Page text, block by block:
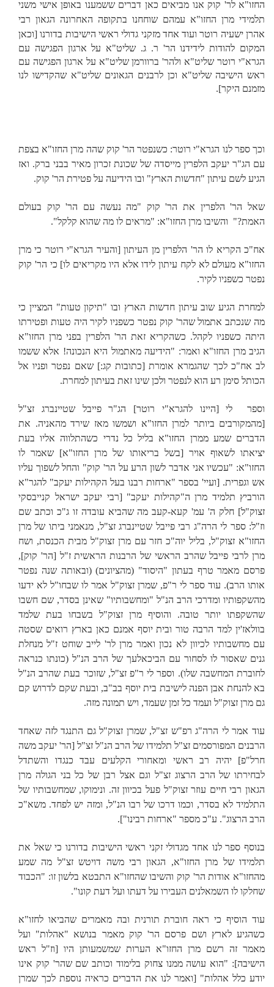
החזו"א לר' קוק אנו מביאים כאן דברים ששמענו באופן אישי משני
תלמידי מרן החזו"א עמהם שוחחנו בתקופה האחרונה הגאון רבי
אהרן ישעיה רוטר ועוד אחד מזקני גדולי ראשי הישיבות בדורנו [וכאן
המקום להודות לידידנו הר' ר. ג. שליט"א על ארגון הפגישה עם
הגרא"י רוטר שליט"א ולהר' ברוורמן שליט"א על ארגון הפגישה עם
ראש הישיבה שליט"א וכן לרבנים הגאונים שליט"א שהקדישו לנו
מזמנם היקר].
וכך ספר לנו הגרא"י רוטר: כשנפטר הר' קוק שהה מרן החזו"א בצפת
עם הג"ר יעקב הלפרין מייסדה של שכונת זכרון מאיר בבני ברק. ואז
הגיע לשם עיתון "חדשות הארץ" ובו הידיעה על פטירת הר' קוק.
שאל הר' הלפרין את הר' קוק "מה נעשה עם הר' קוק בעולם
האמת?" והשיבו מרן החזו"א: "מראים לו מה שהוא קלקל".
אח"כ הקריא לו הר' הלפרין מן העיתון[והעיר הגרא"י רוטר כי מרן
החזו"א מעולם לא לקח עיתון לידו אלא היו מקריאים לו] כי הר' קוק
נפטר כשפניו לקיר.
למחרת הגיע שוב עיתון חדשות הארץ ובו "תיקון טעות" המציין כי
מה שנכתב אתמול שהר' קוק נפטר כשפניו לקיר היה טעות ופטירתו
היתה כשפניו לקהל. כשהקריא זאת הר' הלפרין בפני מרן החזו"א
הגיב מרן החזו"א ואמר: "הידיעה מאתמול היא הנכונה! אלא ששמו
לב אח"כ לכך שהגמרא אומרת [כתובות קג:] שאם נפטר ופניו אל
הכותל סימן רע הוא לנפטר ולכן שינו זאת בעיתון למחרת.
וספר לי[היינו להגרא"י רוטר] הג"ר פייבל שטיינברג זצ"ל
[מהמקורבים ביותר למרן החזו"א ושמשו מאז שירד מהאניה. את
הדברים שמע ממרן החזו"א בליל כל נדרי כשהתלווה אליו בעת
יציאתו לשאוף אויר [בשל בריאותו של מרן החזו"א] שאמר לו
החזו"א: "עכשיו אני אדבר לשון הרע על הר' קוק" והחל לשפוך עליו
אש וגפרית. [ועיי' בספר "ארחות רבנו בעל הקהילות יעקב" להגר"א
הורביץ תלמיד מרן ה"קהילות יעקב" [רבי יעקב ישראל קנייבסקי
זצוק"ל] חלק ה' עמ' קעא-קעב מה שהביא עובדה זו ג"כ וכתב שם
וז"ל: ספר לי הרה"ג רבי פייבל שטיינברג זצ"ל, מנאמני ביתו של מרן
החזו"א זצוק"ל, בליל יוה"כ חזר עם מרן זצוק"ל מבית הכנסת, ושח
מרן לרבי פייבל שהרב הראשי של הרבנות הראשית ז"ל [הר' קוק],
פרסם מאמר טרף בעתון "היסוד" (מהציונים) (ובאותה שנה נפטר
אותו הרב). עוד ספר לי ר"פ, שמרן זצוק"ל אמר לו שבחו"ל לא ידעו
מהשקפותיו ומדרכי הרב הנ"ל "ומחשבותיו" שאינן בסדר, שם חשבו
שהשקפתו יותר טובה. והוסיף מרן זצוק"ל בשבחו בעת שלמד
בוולאז'ין למד הרבה טור ובית יוסף אמנם כאן בארץ רואים שסטה
עם מחשבותיו לכיוון לא נכון ואמר מרן לר' לייב שוחט ז"ל מנחלת
גנים שאסור לו לסחור עם הביכאלעך של הרב הנ"ל (כונתו כנראה
לחוברת המחשבה שלו). וספר לי ר"פ זצ"ל, שזוכר בעת שהרב הנ"ל
בא להנחת אבן הפנה לישיבת בית יוסף בב"ב, ובעת שקם לדרוש קם
גם מרן זצוק"ל ועמד כל זמן שעמד, ויש תמונה מזה.
עוד אמר לי הרה"ג רפ"ש זצ"ל, שמרן זצוק"ל גם התנגד לזה שאחד
הרבנים המפורסמים זצ"ל תלמידו של הרב הנ"ל זצ"ל [הר' יעקב משה
חרל"פ] יהיה רב ראשי ומאחורי הקלעים עבד כנגדו והשתדל
לבחירתו של הרב הרצוג זצ"ל וגם אצל רבן של כל בני הגולה מרן
הגאון רבי חיים עוזר זצוק"ל פעל בכיוון זה. ונימוקו, שמחשבותיו של
התלמיד לא בסדר, וכמו דרכו של רבו הנ"ל, ומזה יש לפחד. משא"כ
הרב הרצוג". ע"כ מספר "ארחות רבינו"].
בנוסף ספר לנו אחד מגדולי זקני ראשי הישיבות בדורנו כי שאל את
תלמידו של מרן החזו"א, הגאון רבי משה דויטש זצ"ל מה שמע
מהחזו"א אודות הר' קוק והשיבו שהחזו"א התבטא בלשון זו: "הכבוד
שחלקו לו השמאלנים העבירו על דעתו ועל דעת קונו".
עוד הוסיף כי ראה חוברת תורנית ובה מאמרים שהביאו לחזו"א
כשהגיע לארץ ושם פרסם הר' קוק מאמר בנושא "אהלות" ועל
מאמר זה רשם מרן החזו"א הערות שמשמעותן היו [וז"ל ראש
הישיבה]: "הוא עושה ממנו צחוק בלימוד וכותב שם שהר' קוק אינו
יודע כלל אהלות" [ואמר לנו את הדברים כראיה נוספת לכך שמרן